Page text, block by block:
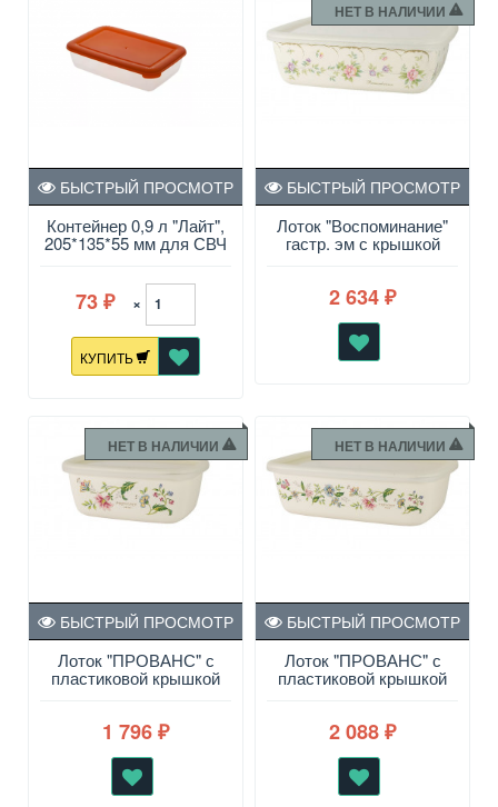
Контейнер 0,9 л "Лайт",
205*135*55 мм для СВЧ
БЫСТРЫЙ ПРОСМОТР
73 ₽ ×
КУПИТЬ
НЕТ В НАЛИЧИИ
Лоток "Воспоминание"
гастр. эм с крышкой
21х21х6.5см
БЫСТРЫЙ ПРОСМОТР
2 634 ₽
НЕТ В НАЛИЧИИ
Лоток "ПРОВАНС" с
пластиковой крышкой
БЫСТРЫЙ ПРОСМОТР
1 796 ₽
НЕТ В НАЛИЧИИ
Лоток "ПРОВАНС" с
пластиковой крышкой
БЫСТРЫЙ ПРОСМОТР
2 088 ₽